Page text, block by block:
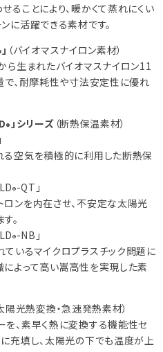
ることにより、暖かくて蒸れにくい
に活躍できる素材です。
」 （バイオマスナイロン素材）
生まれたバイオマスナイロン11
で、耐摩耗性や寸法安定性に優れ
®」シリーズ （断熱保温素材）
」
る空気を積極的に利用した断熱保
®-QT」
ンを内在させ、不安定な太陽光
。
®-NB」
いるマイクロプラスチック問題に
よって高い嵩高性を実現した素
陽光熱変換・急速発熱素材）
、素早く熱に変換する機能性セ
充填し、太陽光の下でも温度が上